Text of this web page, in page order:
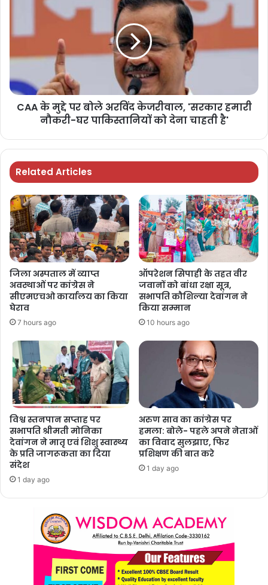
CAA के मुद्दे पर बोले अरविंद केजरीवाल, 'सरकार हमारी
नौकरी-घर पाकिस्तानियों को देना चाहती है'
Related Articles
जिला अस्पताल में व्याप्त
अवस्थाओं पर कांग्रेस ने
सीएमएचओ कार्यालय का किया
घेराव
7 hours ago
ऑपरेशन सिपाही के तहत वीर
जवानों को बांधा रक्षा सूत्र,
सभापति कौशिल्या देवांगन ने
किया सम्मान
10 hours ago
विश्व स्तनपान सप्ताह पर
सभापति श्रीमती मोनिका
देवांगन ने मातृ एवं शिशु स्वास्थ्य
के प्रति जागरूकता का दिया
संदेश
1 day ago
अरुण साव का कांग्रेस पर
हमला: बोले- पहले अपने नेताओं
का विवाद सुलझाए, फिर
प्रशिक्षण की बात करे
1 day ago